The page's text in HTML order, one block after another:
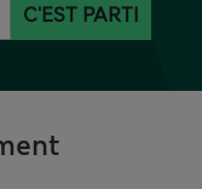
C'EST PARTI